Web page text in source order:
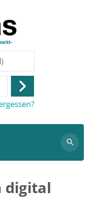
Anmelden
Suchen
digital